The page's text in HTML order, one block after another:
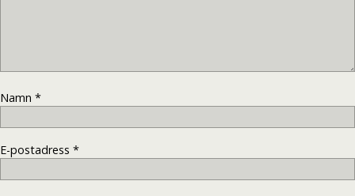
Namn *
E-postadress *